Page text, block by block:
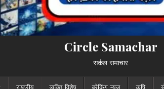
Circle Samachar
सर्कल समाचार